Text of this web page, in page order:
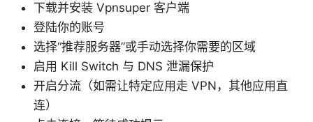
下载并安装 Vpnsuper 客户端
登陆你的账号
选择“推荐服务器”或手动选择你需要的区域
启用 Kill Switch 与 DNS 泄漏保护
开启分流（如需让特定应用走 VPN，其他应用直
连）